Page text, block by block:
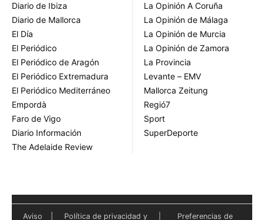
Diario de Ibiza
Diario de Mallorca
El Día
El Periódico
El Periódico de Aragón
El Periódico Extremadura
El Periódico Mediterráneo
Empordà
Faro de Vigo
Diario Información
The Adelaide Review
La Opinión A Coruña
La Opinión de Málaga
La Opinión de Murcia
La Opinión de Zamora
La Provincia
Levante – EMV
Mallorca Zeitung
Regió7
Sport
SuperDeporte
Aviso Política de privacidad y Preferencias de